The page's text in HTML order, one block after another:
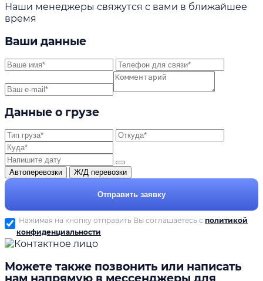
Наши менеджеры свяжутся с вами в ближайшее
время
Ваши данные
Данные о грузе
Автоперевозки Ж/Д перевозки
Отправить заявку
Нажимая на кнопку отправить Вы соглашаетесь с политикой
конфиденциальности
Можете также позвонить или написать